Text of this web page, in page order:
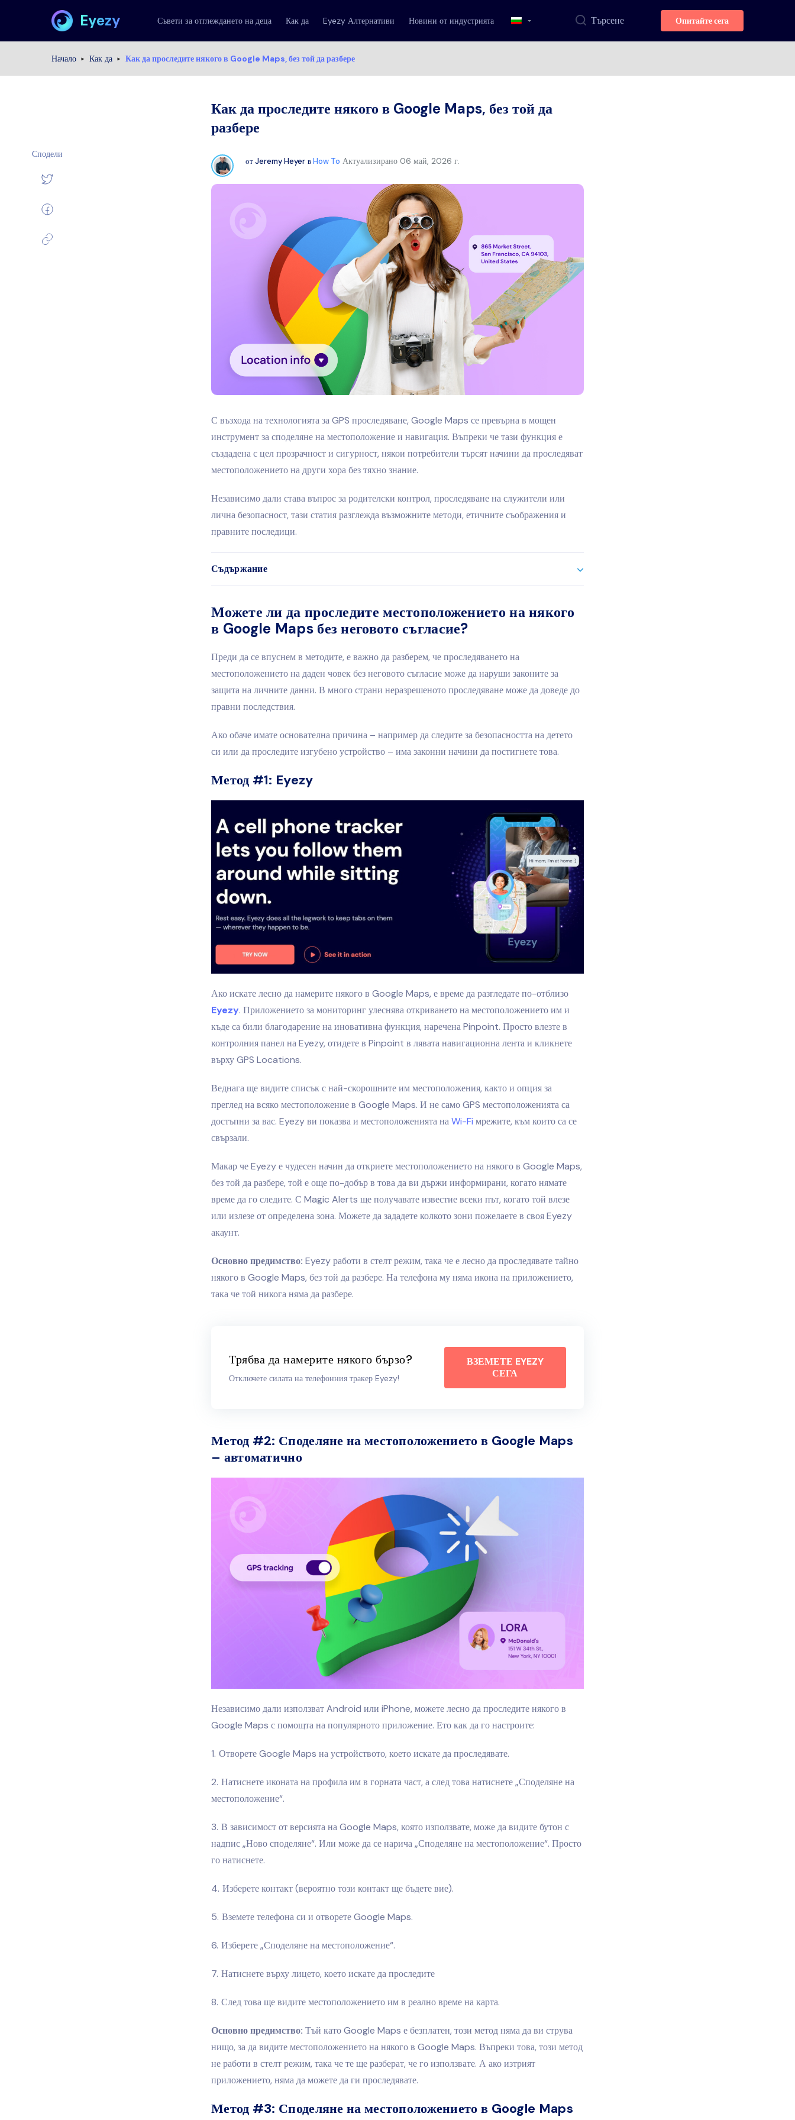
Eyezy Съвети за отглеждането на деца Как да Eyezy Алтернативи Новини от индустрията Търсене Опитайте сега
Начало Как да Как да проследите някого в Google Maps, без той да разбере
Как да проследите някого в Google Maps, без той да
разбере
отJeremy Heyer вHow To Актуализирано 06 май, 2026 г.
С възхода на технологията за GPS проследяване, Google Maps се превърна в мощен
инструмент за споделяне на местоположение и навигация. Въпреки че тази функция е
създадена с цел прозрачност и сигурност, някои потребители търсят начини да проследяват
местоположението на други хора без тяхно знание.
Независимо дали става въпрос за родителски контрол, проследяване на служители или
лична безопасност, тази статия разглежда възможните методи, етичните съображения и
правните последици.
Съдържание
Можете ли да проследите местоположението на някого
в Google Maps без неговото съгласие?
Преди да се впуснем в методите, е важно да разберем, че проследяването на
местоположението на даден човек без неговото съгласие може да наруши законите за
защита на личните данни. В много страни неразрешеното проследяване може да доведе до
правни последствия.
Ако обаче имате основателна причина – например да следите за безопасността на детето
си или да проследите изгубено устройство – има законни начини да постигнете това.
Метод #1: Eyezy
Ако искате лесно да намерите някого в Google Maps, е време да разгледате по-отблизо
Eyezy. Приложението за мониторинг улеснява откриването на местоположението им и
къде са били благодарение на иновативна функция, наречена Pinpoint. Просто влезте в
контролния панел на Eyezy, отидете в Pinpoint в лявата навигационна лента и кликнете
върху GPS Locations.
Веднага ще видите списък с най-скорошните им местоположения, както и опция за
преглед на всяко местоположение в Google Maps. И не само GPS местоположенията са
достъпни за вас. Eyezy ви показва и местоположенията наWi-Fi мрежите, към които са се
свързали.
Макар че Eyezy е чудесен начин да откриете местоположението на някого в Google Maps,
без той да разбере, той е още по-добър в това да ви държи информирани, когато нямате
време да го следите. С Magic Alerts ще получавате известие всеки път, когато той влезе
или излезе от определена зона. Можете да зададете колкото зони пожелаете в своя Eyezy
акаунт.
Основно предимство: Eyezy работи в стелт режим, така че е лесно да проследявате тайно
някого в Google Maps, без той да разбере. На телефона му няма икона на приложението,
така че той никога няма да разбере.
Трябва да намерите някого бързо?
Отключете силата на телефонния тракер Eyezy!
ВЗЕМЕТЕ EYEZY
СЕГА
Метод #2: Споделяне на местоположението в Google Maps
– автоматично
Независимо дали използват Android или iPhone, можете лесно да проследите някого в
Google Maps с помощта на популярното приложение. Ето как да го настроите:
Отворете Google Maps на устройството, което искате да проследявате.
Натиснете иконата на профила им в горната част, а след това натиснете „Споделяне на
местоположение“.
В зависимост от версията на Google Maps, която използвате, може да видите бутон с
надпис „Ново споделяне“. Или може да се нарича „Споделяне на местоположение“. Просто
го натиснете.
Изберете контакт (вероятно този контакт ще бъдете вие).
Вземете телефона си и отворете Google Maps.
Изберете „Споделяне на местоположение“.
Натиснете върху лицето, което искате да проследите
След това ще видите местоположението им в реално време на карта.
Основно предимство: Тъй като Google Maps е безплатен, този метод няма да ви струва
нищо, за да видите местоположението на някого в Google Maps. Въпреки това, този метод
не работи в стелт режим, така че те ще разберат, че го използвате. А ако изтрият
приложението, няма да можете да ги проследявате.
Метод #3: Споделяне на местоположението в Google Maps
Сподели